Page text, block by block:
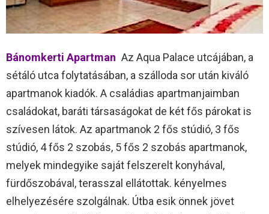
Bánomkerti Apartman Az Aqua Palace utcájában, a
sétáló utca folytatásában, a szálloda sor után kiváló
apartmanok kiadók. A családias apartmanjaimban
családokat, baráti társaságokat de két fős párokat is
szívesen látok. Az apartmanok 2 fős stúdió, 3 fős
stúdió, 4 fős 2 szobás, 5 fős 2 szobás apartmanok,
melyek mindegyike saját felszerelt konyhával,
fürdőszobával, terasszal ellátottak. kényelmes
elhelyezésére szolgálnak. Útba esik önnek jövet